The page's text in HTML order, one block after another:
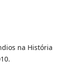
na História